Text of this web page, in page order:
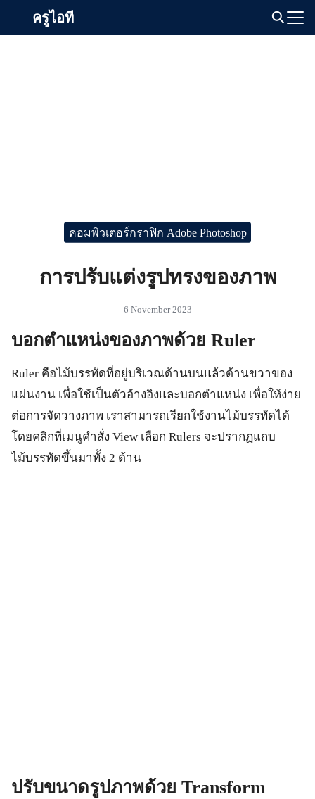
ครูไอที
คอมพิวเตอร์กราฟิก Adobe Photoshop
การปรับแต่งรูปทรงของภาพ
6 November 2023
บอกตำแหน่งของภาพด้วย Ruler
Ruler คือไม้บรรทัดที่อยู่บริเวณด้านบนแล้วด้านขวาของ
แผ่นงาน เพื่อใช้เป็นตัวอ้างอิงและบอกตำแหน่ง เพื่อให้ง่าย
ต่อการจัดวางภาพ เราสามารถเรียกใช้งานไม้บรรทัดได้
โดยคลิกที่เมนูคำสั่ง View เลือก Rulers จะปรากฏแถบ
ไม้บรรทัดขึ้นมาทั้ง 2 ด้าน
ปรับขนาดรูปภาพด้วย Transform